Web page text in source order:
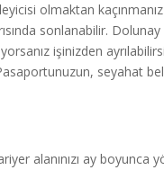
olmaktan
sonlanabilir.
işinizden
seyahat
alanınızı ay boyunca